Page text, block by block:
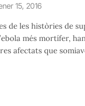
15, 2016
de les històries de
més mortífer,
afectats que